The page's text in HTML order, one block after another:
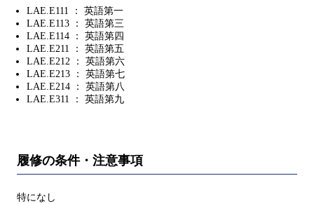
LAE.E111 ： 英語第一
LAE.E113 ： 英語第三
LAE.E114 ： 英語第四
LAE.E211 ： 英語第五
LAE.E212 ： 英語第六
LAE.E213 ： 英語第七
LAE.E214 ： 英語第八
LAE.E311 ： 英語第九
履修の条件・注意事項
特になし